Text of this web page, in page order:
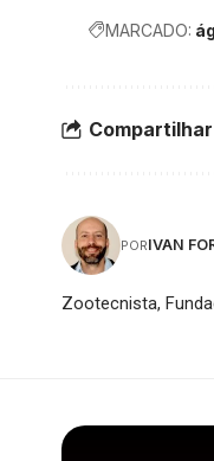
MARCADO:
PORIVAN
Zootecnista,